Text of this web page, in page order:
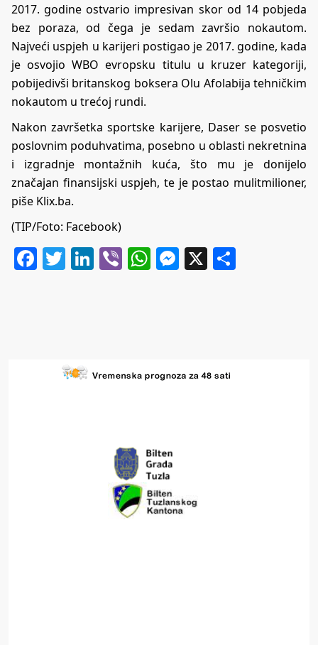
2017. godine ostvario impresivan skor od 14 pobjeda
bez poraza, od čega je sedam završio nokautom.
Najveći uspjeh u karijeri postigao je 2017. godine, kada
je osvojio WBO evropsku titulu u kruzer kategoriji,
pobijedivši britanskog boksera Olu Afolabija tehničkim
nokautom u trećoj rundi.
Nakon završetka sportske karijere, Daser se posvetio
poslovnim poduhvatima, posebno u oblasti nekretnina
i izgradnje montažnih kuća, što mu je donijelo
značajan finansijski uspjeh, te je postao mulitmilioner,
piše Klix.ba.
(TIP/Foto: Facebook)
Facebook
Twitter
LinkedIn
ViberWhatsApp
Messenger
X